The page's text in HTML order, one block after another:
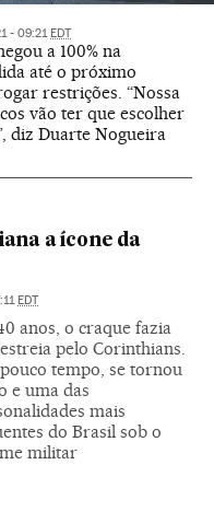
- 09:21 EDT
a 100% na
até o próximo
restrições. “Nossa
vão ter que escolher
diz Duarte Nogueira
a ícone da
EDT
anos, o craque fazia
pelo Corinthians.
tempo, se tornou
e uma das
mais
do Brasil sob o
militar